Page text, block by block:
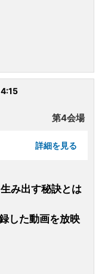
第4会場
詳細を見る
み出す秘訣とは
した動画を放映